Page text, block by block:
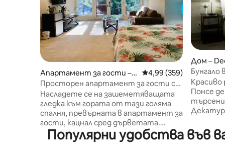
Апартамент за гости –
Атланта
Средна оценка: 4,99
4,99 (359)
Просторен апартамент за гости с
главна спалня на дърво
Насладете се на зашеметяващата
гледка към гората от тази голяма
спалня, превърната в апартамент за
гости, кацнал сред дърветата.
Качете се по стълбите в задната
част на къщата (над 40 стъпала,
Дом –
Бунгало
спални,
Красиво
Понсе
Декатур. Това очарователно
парка
Популярни удобства във